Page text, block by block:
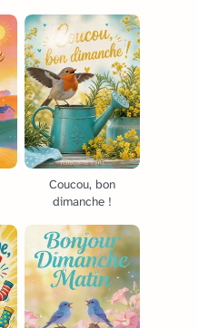
Coucou, bon
dimanche !